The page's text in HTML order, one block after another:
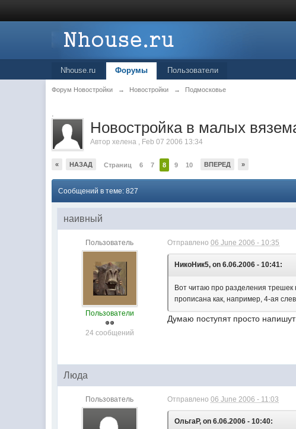
Nhouse.ru Форумы Пользователи
Форум Новостройки → Новостройки → Подмосковье
.
Новостройка в малых
Авторхелена , Feb 07 2006 13:34
« НАЗАД Страниц 6 7 8 9 10 ВПЕРЕД »
Сообщений в теме: 827
наивный
Пользователь
Пользователи
24 сообщений
Отправлено06 June 2006 - 10:35
НикоНик5, on 6.06.2006 - 10:41:
Вот читаю про разделения
прописана как, например, 4-ая
Думаю поступят просто
Люда
Пользователь Отправлено06 June 2006 - 11:03
ОльгаP, on 6.06.2006 - 10:40: